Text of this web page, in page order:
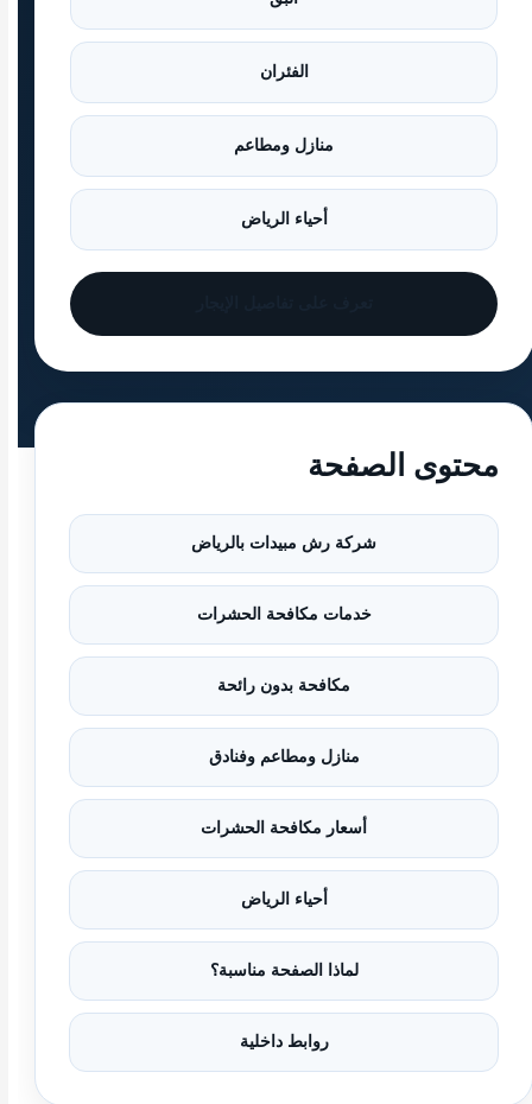
الفئران
منازل ومطاعم
أحياء الرياض
محتوى الصفحة
شركة رش مبيدات بالرياض
خدمات مكافحة الحشرات
مكافحة بدون رائحة
منازل ومطاعم وفنادق
أسعار مكافحة الحشرات
أحياء الرياض
لماذا الصفحة مناسبة؟
روابط داخلية